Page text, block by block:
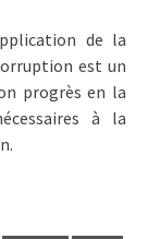
de la
est un
progrès en la
à la